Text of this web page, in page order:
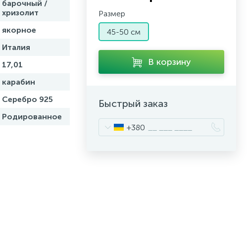
барочный /
хризолит
якорное
Италия
17,01
карабин
Серебро 925
Родированное
Размер
45-50 см
В корзину
Быстрый заказ
+380